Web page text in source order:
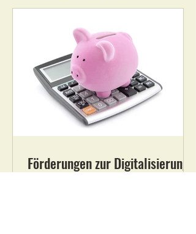
Förderungen zur Digitalisierung